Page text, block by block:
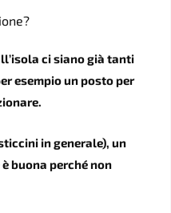
ci siano già tanti
esempio un posto per
in generale), un
buona perché non